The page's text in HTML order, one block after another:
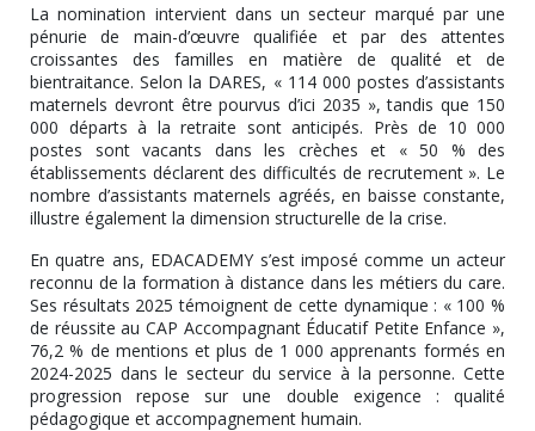
La nomination intervient dans un secteur marqué par une
pénurie de main-d’œuvre qualifiée et par des attentes
croissantes des familles en matière de qualité et de
bientraitance. Selon la DARES, « 114 000 postes d’assistants
maternels devront être pourvus d’ici 2035 », tandis que 150
000 départs à la retraite sont anticipés. Près de 10 000
postes sont vacants dans les crèches et « 50 % des
établissements déclarent des difficultés de recrutement ». Le
nombre d’assistants maternels agréés, en baisse constante,
illustre également la dimension structurelle de la crise.
En quatre ans, EDACADEMY s’est imposé comme un acteur
reconnu de la formation à distance dans les métiers du care.
Ses résultats 2025 témoignent de cette dynamique : « 100 %
de réussite au CAP Accompagnant Éducatif Petite Enfance »,
76,2 % de mentions et plus de 1 000 apprenants formés en
2024-2025 dans le secteur du service à la personne. Cette
progression repose sur une double exigence : qualité
pédagogique et accompagnement humain.